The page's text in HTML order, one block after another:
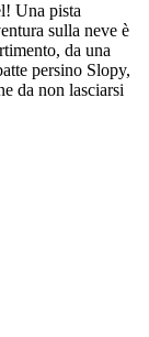
Una pista
sulla neve è
da una
persino Slopy,
da non lasciarsi